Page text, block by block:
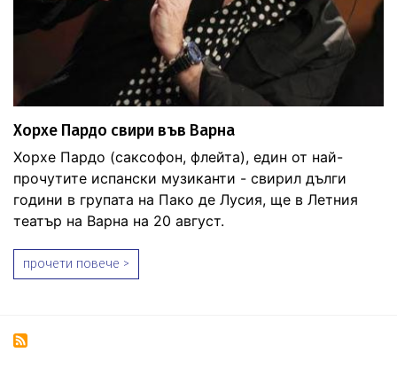
Хорхе Пардо свири във Варна
Хорхе Пардо (саксофон, флейта), един от най-
прочутите испански музиканти - свирил дълги
години в групата на Пако де Лусия, ще в Летния
театър на Варна на 20 август.
прочети повече >